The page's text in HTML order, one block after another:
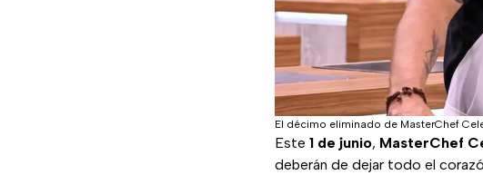
El décimo eliminado de MasterChef
Este 1 de junio, MasterChef
deberán de dejar todo el